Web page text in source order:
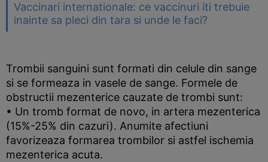
Vaccinari internationale: ce vaccinuri iti trebuie
inainte sa pleci din tara si unde le faci?
Trombii sanguini sunt formati din celule din sange
si se formeaza in vasele de sange. Formele de
obstructii mezenterice cauzate de trombi sunt:
• Un tromb format de novo, in artera mezenterica
(15%-25% din cazuri). Anumite afectiuni
favorizeaza formarea trombilor si astfel ischemia
mezenterica acuta.